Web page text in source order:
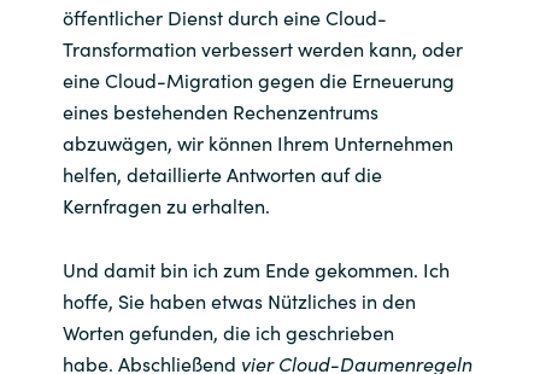
öffentlicher Dienst durch eine Cloud-
Transformation verbessert werden kann, oder
eine Cloud-Migration gegen die Erneuerung
eines bestehenden Rechenzentrums
abzuwägen, wir können Ihrem Unternehmen
helfen, detaillierte Antworten auf die
Kernfragen zu erhalten.
Und damit bin ich zum Ende gekommen. Ich
hoffe, Sie haben etwas Nützliches in den
Worten gefunden, die ich geschrieben
habe. Abschließend vier Cloud-Daumenregeln